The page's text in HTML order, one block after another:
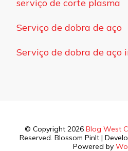
serviço de corte plasma
Serviço de dobra de aço
Serviço de dobra de aço
© Copyright 2026 Blog West
Reserved. Blossom PinIt |
Powered by